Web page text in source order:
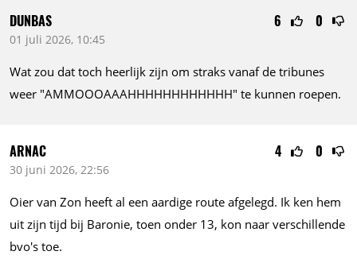
6 0
DUNBAS
01 juli 2026, 10:45
Wat zou dat toch heerlijk zijn om straks vanaf de tribunes
weer "AMMOOOAAAHHHHHHHHHHHH" te kunnen roepen.
4 0
ARNAC
30 juni 2026, 22:56
Oier van Zon heeft al een aardige route afgelegd. Ik ken hem
uit zijn tijd bij Baronie, toen onder 13, kon naar verschillende
bvo's toe.